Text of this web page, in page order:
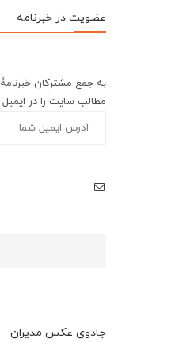
عضویت در خبرنامه
به جمع مشترکان
مطالب سایت را در ایمیل
جادوی عکس مدیران